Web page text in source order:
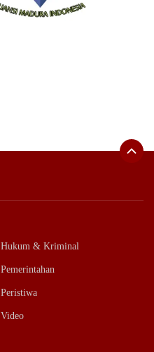
Hukum & Kriminal
Pemerintahan
Peristiwa
Video